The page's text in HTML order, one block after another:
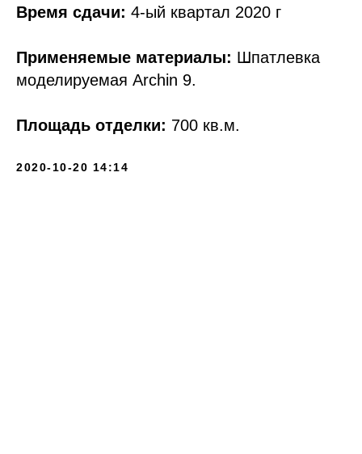
Время сдачи: 4-ый квартал 2020 г
Применяемые материалы: Шпатлевка
моделируемая Archin 9.
Площадь отделки: 700 кв.м.
2020-10-20 14:14